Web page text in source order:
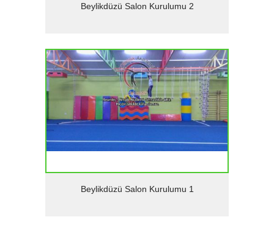
Detaylar
Beylikdüzü Salon Kurulumu 2
Detaylar
Beylikdüzü Salon Kurulumu 1